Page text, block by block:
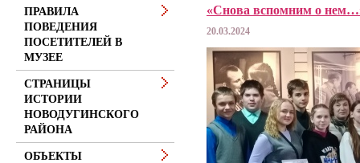
«Снова вспомним о
20.03.2024
ПРАВИЛА
ПОВЕДЕНИЯ
ПОСЕТИТЕЛЕЙ В
МУЗЕЕ
СТРАНИЦЫ
ИСТОРИИ
НОВОДУГИНСКОГО
РАЙОНА
ОБЪЕКТЫ